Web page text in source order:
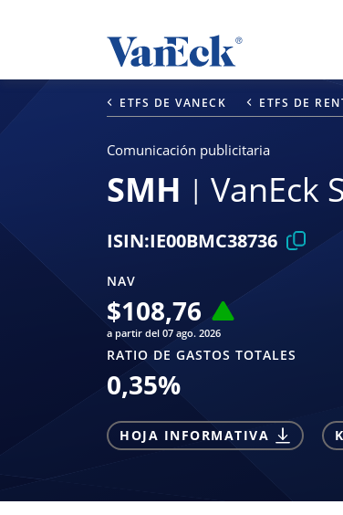
ETFS DE VANECK ETFS DE
Comunicación publicitaria
SMH VanEck
ISIN:IE00BMC38736
NAV
$108,76
a partir del 07 ago. 2026
RATIO DE GASTOS TOTALES
0,35%
HOJA INFORMATIVA